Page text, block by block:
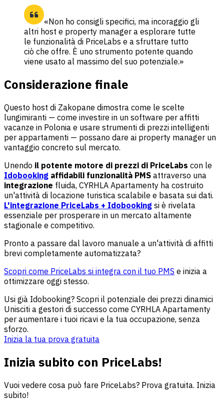
«Non ho consigli specifici, ma incoraggio gli
altri host e property manager a esplorare tutte
le funzionalità di PriceLabs e a sfruttare tutto
ciò che offre. È uno strumento potente quando
viene usato al massimo del suo potenziale.»
Considerazione finale
Questo host di Zakopane dimostra come le scelte
lungimiranti — come investire in un software per affitti
vacanze in Polonia e usare strumenti di prezzi intelligenti
per appartamenti — possano dare ai property manager un
vantaggio concreto sul mercato.
Unendo il potente motore di prezzi di PriceLabs con le
Idobooking affidabili funzionalità PMS attraverso una
integrazione fluida, CYRHLA Apartamenty ha costruito
un'attività di locazione turistica scalabile e basata sui dati.
L'integrazione PriceLabs + Idobooking si è rivelata
essenziale per prosperare in un mercato altamente
stagionale e competitivo.
Pronto a passare dal lavoro manuale a un'attività di affitti
brevi completamente automatizzata?
Scopri come PriceLabs si integra con il tuo PMS e inizia a
ottimizzare oggi stesso.
Usi già Idobooking? Scopri il potenziale dei prezzi dinamici
Unisciti a gestori di successo come CYRHLA Apartamenty
per aumentare i tuoi ricavi e la tua occupazione, senza
sforzo.
Inizia la tua prova gratuita
Inizia subito con PriceLabs!
Vuoi vedere cosa può fare PriceLabs? Prova gratuita. Inizia
subito!